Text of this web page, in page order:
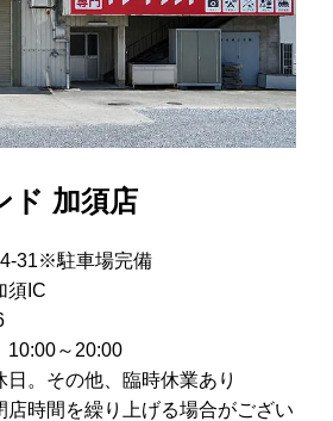
ド 加須店
31※駐車場完備
須IC
10:00～20:00
。その他、臨時休業あり
時間を繰り上げる場合がござい